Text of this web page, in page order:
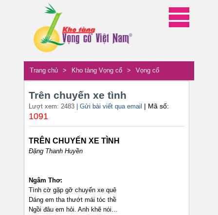
Trang chủ > Kho tàng Vọng cổ > Vọng cổ
Trên chuyến xe tình
Lượt xem: 2483 | Gửi bài viết qua email | Mã số:
1091
TRÊN CHUYẾN XE TÌNH
Đặng Thanh Huyền
Ngâm Thơ:
Tình cờ gặp gỡ chuyến xe quê
Dáng em tha thướt mái tóc thề
Ngồi đâu em hỏi. Anh khẽ nói…